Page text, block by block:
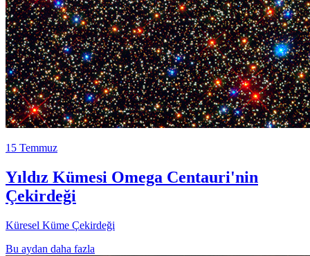
15 Temmuz
Yıldız Kümesi Omega Centauri'nin
Çekirdeği
Küresel Küme Çekirdeği
Bu aydan daha fazla